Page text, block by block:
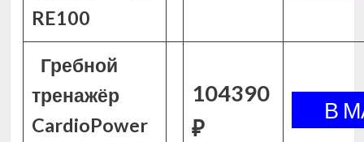
RE100
Гребной
тренажёр
CardioPower
104390
₽